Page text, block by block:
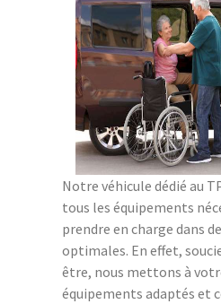
Notre véhicule dédié au
tous les équipements
prendre en charge dans
optimales. En effet,
être, nous mettons à
équipements adaptés et